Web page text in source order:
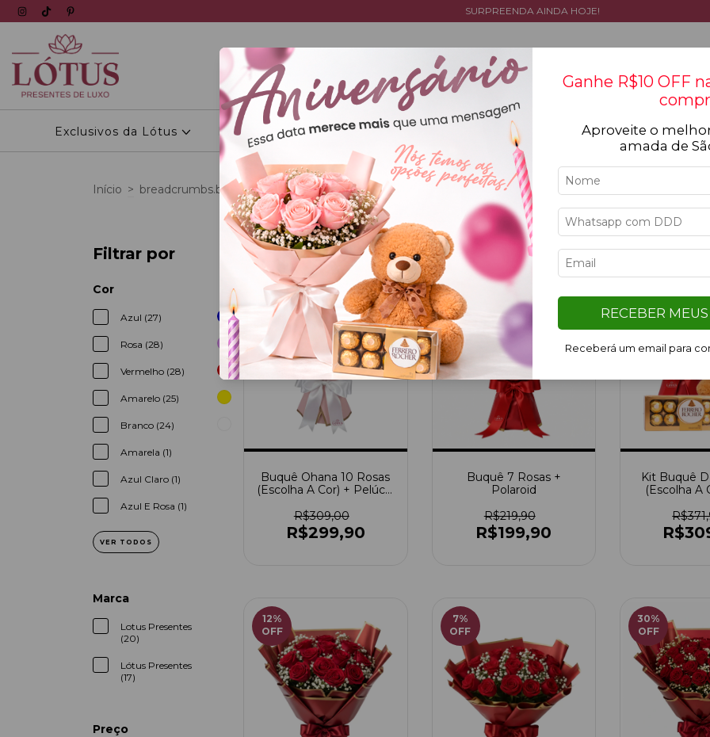
SURPREENDA AINDA HOJE!
Exclusivos da Lótus Personalizados Tipos de flores Cestas Coleção
Início > breadcrumbs.buques > Rosas
Filtrar por
Cor
Azul (27)
Rosa (28)
Vermelho (28)
Amarelo (25)
Branco (24)
Amarela (1)
Azul Claro (1)
Azul E Rosa (1)
VER TODOS
Marca
Lotus Presentes
(20)
Lótus Presentes
(17)
Preço
OFF
Buquê Ohana 10 Rosas
(Escolha A Cor) + Pelúcia
R$309,00
R$299,90
%
Buquê 7 Rosas +
Polaroid
R$219,90
R$199,90
OFF
Kit Buquê
(Escolha A
12%
OFF
7%
OFF
30%
OFF
Ganhe R$10 OFF
Aproveite o
amada de
RECEBER
Receberá um email para